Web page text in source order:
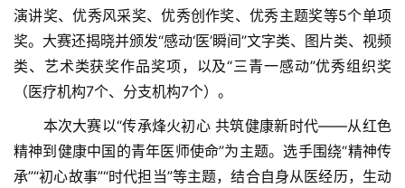
演讲奖、优秀风采奖、优秀创作奖、优秀主题奖等5个单项
奖。大赛还揭晓并颁发“感动‘医’瞬间”文字类、图片类、视频
类、艺术类获奖作品奖项，以及“三青一感动”优秀组织奖
（医疗机构7个、分支机构7个）。
本次大赛以“传承烽火初心 共筑健康新时代——从红色
精神到健康中国的青年医师使命”为主题。选手围绕“精神传
承”“初心故事”“时代担当”等主题，结合自身从医经历，生动